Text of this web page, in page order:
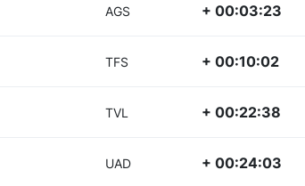
AGS + 00:03:23
TFS + 00:10:02
TVL + 00:22:38
UAD + 00:24:03